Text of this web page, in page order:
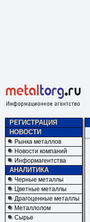
РЕГИСТРАЦИЯ
НОВОСТИ
Рынка металлов
Новости компаний
Информагентства
АНАЛИТИКА
Черные металлы
Цветные металлы
Драгоценные металлы
Металлолом
Сырье